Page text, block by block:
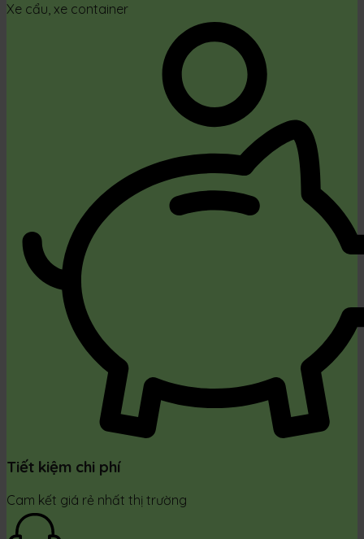
Xe cẩu, xe container
Tiết kiệm chi phí
Cam kết giá rẻ nhất thị trường